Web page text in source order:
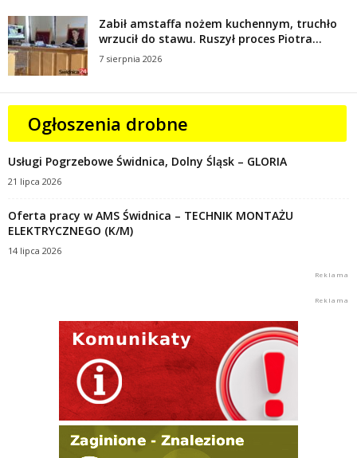
Zabił amstaffa nożem kuchennym, truchło
wrzucił do stawu. Ruszył proces Piotra...
7 sierpnia 2026
Ogłoszenia drobne
Usługi Pogrzebowe Świdnica, Dolny Śląsk – GLORIA
21 lipca 2026
Oferta pracy w AMS Świdnica – TECHNIK MONTAŻU
ELEKTRYCZNEGO (K/M)
14 lipca 2026